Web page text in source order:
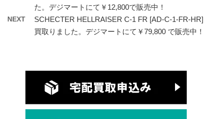
た。デジマートにて￥12,800で販売中！
NEXT
SCHECTER HELLRAISER C-1 FR [AD-C-1-FR-HR]
買取りました。デジマートにて￥79,800 で販売中！